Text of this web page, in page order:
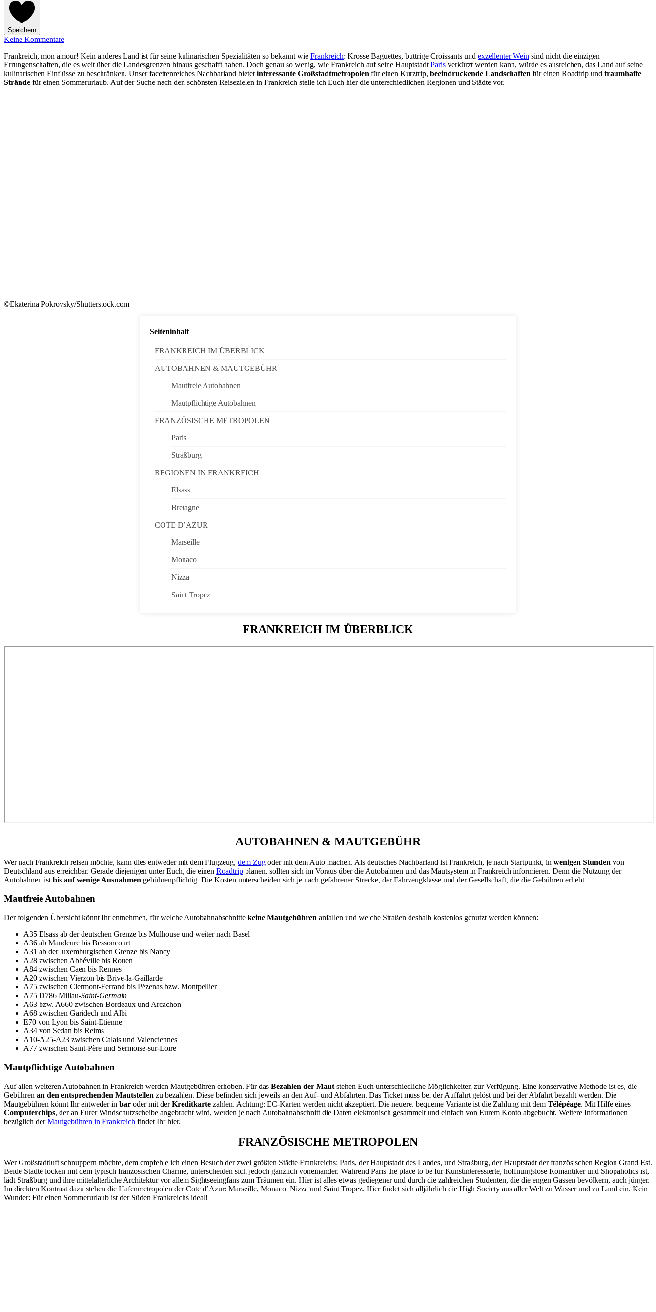
Speichern
Keine Kommentare
Frankreich, mon amour! Kein anderes Land ist für seine kulinarischen Spezialitäten so bekannt wie Frankreich: Krosse Baguettes, buttrige Croissants und exzellenter Wein sind nicht die einzigen
Errungenschaften, die es weit über die Landesgrenzen hinaus geschafft haben. Doch genau so wenig, wie Frankreich auf seine Hauptstadt Paris verkürzt werden kann, würde es ausreichen, das Land auf seine
kulinarischen Einflüsse zu beschränken. Unser facettenreiches Nachbarland bietet interessante Großstadtmetropolen für einen Kurztrip, beeindruckende Landschaften für einen Roadtrip und traumhafte
Strände für einen Sommerurlaub. Auf der Suche nach den schönsten Reisezielen in Frankreich stelle ich Euch hier die unterschiedlichen Regionen und Städte vor.
©Ekaterina Pokrovsky/Shutterstock.com
Seiteninhalt
FRANKREICH IM ÜBERBLICK
AUTOBAHNEN & MAUTGEBÜHR
Mautfreie Autobahnen
Mautpflichtige Autobahnen
FRANZÖSISCHE METROPOLEN
Paris
Straßburg
REGIONEN IN FRANKREICH
Elsass
Bretagne
COTE D’AZUR
Marseille
Monaco
Nizza
Saint Tropez
FRANKREICH IM ÜBERBLICK
AUTOBAHNEN & MAUTGEBÜHR
Wer nach Frankreich reisen möchte, kann dies entweder mit dem Flugzeug, dem Zug oder mit dem Auto machen. Als deutsches Nachbarland ist Frankreich, je nach Startpunkt, in wenigen Stunden von
Deutschland aus erreichbar. Gerade diejenigen unter Euch, die einen Roadtrip planen, sollten sich im Voraus über die Autobahnen und das Mautsystem in Frankreich informieren. Denn die Nutzung der
Autobahnen ist bis auf wenige Ausnahmen gebührenpflichtig. Die Kosten unterscheiden sich je nach gefahrener Strecke, der Fahrzeugklasse und der Gesellschaft, die die Gebühren erhebt.
Mautfreie Autobahnen
Der folgenden Übersicht könnt Ihr entnehmen, für welche Autobahnabschnitte keine Mautgebühren anfallen und welche Straßen deshalb kostenlos genutzt werden können:
A35 Elsass ab der deutschen Grenze bis Mulhouse und weiter nach Basel
A36 ab Mandeure bis Bessoncourt
A31 ab der luxemburgischen Grenze bis Nancy
A28 zwischen Abbéville bis Rouen
A84 zwischen Caen bis Rennes
A20 zwischen Vierzon bis Brive-la-Gaillarde
A75 zwischen Clermont-Ferrand bis Pézenas bzw. Montpellier
A75 D786 Millau-Saint-Germain
A63 bzw. A660 zwischen Bordeaux und Arcachon
A68 zwischen Garidech und Albi
E70 von Lyon bis Saint-Etienne
A34 von Sedan bis Reims
A10-A25-A23 zwischen Calais und Valenciennes
A77 zwischen Saint-Père und Sermoise-sur-Loire
Mautpflichtige Autobahnen
Auf allen weiteren Autobahnen in Frankreich werden Mautgebühren erhoben. Für das Bezahlen der Maut stehen Euch unterschiedliche Möglichkeiten zur Verfügung. Eine konservative Methode ist es, die
Gebühren an den entsprechenden Mautstellen zu bezahlen. Diese befinden sich jeweils an den Auf- und Abfahrten. Das Ticket muss bei der Auffahrt gelöst und bei der Abfahrt bezahlt werden. Die
Mautgebühren könnt Ihr entweder in bar oder mit derKreditkarte zahlen. Achtung: EC-Karten werden nicht akzeptiert. Die neuere, bequeme Variante ist die Zahlung mit dem Télépéage. Mit Hilfe eines
Computerchips, der an Eurer Windschutzscheibe angebracht wird, werden je nach Autobahnabschnitt die Daten elektronisch gesammelt und einfach von Eurem Konto abgebucht. Weitere Informationen
bezüglich derMautgebühren in Frankreich findet Ihr hier.
FRANZÖSISCHE METROPOLEN
Wer Großstadtluft schnuppern möchte, dem empfehle ich einen Besuch der zwei größten Städte Frankreichs: Paris, der Hauptstadt des Landes, und Straßburg, der Hauptstadt der französischen Region Grand Est.
Beide Städte locken mit dem typisch französischen Charme, unterscheiden sich jedoch gänzlich voneinander. Während Paris the place to be für Kunstinteressierte, hoffnungslose Romantiker und Shopaholics ist,
lädt Straßburg und ihre mittelalterliche Architektur vor allem Sightseeingfans zum Träumen ein. Hier ist alles etwas gediegener und durch die zahlreichen Studenten, die die engen Gassen bevölkern, auch jünger.
Im direkten Kontrast dazu stehen die Hafenmetropolen der Cote d’Azur: Marseille, Monaco, Nizza und Saint Tropez. Hier findet sich alljährlich die High Society aus aller Welt zu Wasser und zu Land ein. Kein
Wunder: Für einen Sommerurlaub ist der Süden Frankreichs ideal!